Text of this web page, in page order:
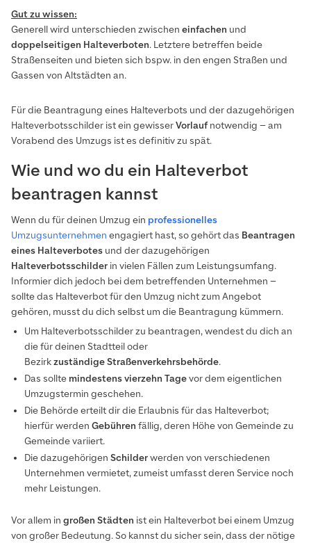
Gut zu wissen:
Generell wird unterschieden zwischen einfachen und
doppelseitigen Halteverboten. Letztere betreffen beide
Straßenseiten und bieten sich bspw. in den engen Straßen und
Gassen von Altstädten an.
Für die Beantragung eines Halteverbots und der dazugehörigen
Halteverbotsschilder ist ein gewisserVorlaufnotwendig – am
Vorabend des Umzugs ist es definitiv zu spät.
Wie und wo du ein Halteverbot
beantragen kannst
Wenn du für deinen Umzug ein professionelles
Umzugsunternehmen engagiert hast, so gehört das Beantragen
eines Halteverbotes und der dazugehörigen
Halteverbotsschilder in vielen Fällen zum Leistungsumfang.
Informier dich jedoch bei dem betreffenden Unternehmen –
sollte das Halteverbot für den Umzug nicht zum Angebot
gehören, musst du dich selbst um die Beantragung kümmern.
Um Halteverbotsschilder zu beantragen, wendest du dich an
die für deinen Stadtteil oder
BezirkzuständigeStraßenverkehrsbehörde.
Das sollte mindestensvierzehn Tagevor dem eigentlichen
Umzugstermin geschehen.
Die Behörde erteilt dir die Erlaubnis für das Halteverbot;
hierfür werden Gebühren fällig, deren Höhe von Gemeinde zu
Gemeinde variiert.
Die dazugehörigen Schilderwerden von verschiedenen
Unternehmen vermietet, zumeist umfasst deren Service noch
mehr Leistungen.
Vor allem in großen Städten ist ein Halteverbot bei einem Umzug
von großer Bedeutung. So kannst du sicher sein, dass der nötige